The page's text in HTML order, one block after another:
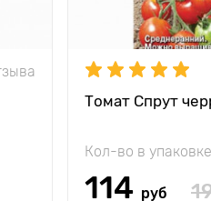
Томат Спрут
Кол-во в
114 руб